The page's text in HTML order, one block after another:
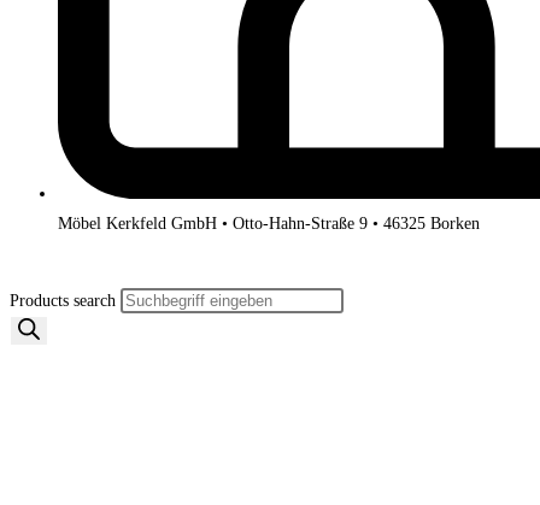
Möbel Kerkfeld GmbH • Otto-Hahn-Straße 9 • 46325 Borken
Products search